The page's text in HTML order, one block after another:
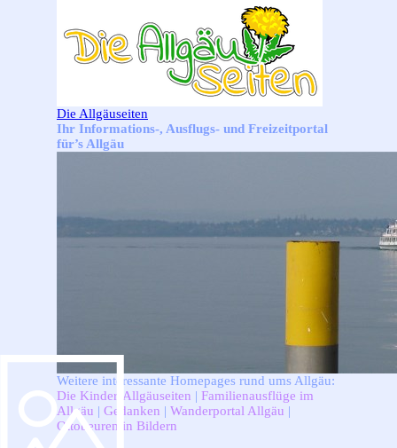
Die Allgäuseiten
Ihr Informations-, Ausflugs- und Freizeitportal
für’s Allgäu
Weitere interessante Homepages rund ums Allgäu:
Die Kinder-Allgäuseiten | Familienausflüge im
Allgäu | Gedanken | Wanderportal Allgäu |
Ottobeuren in Bildern